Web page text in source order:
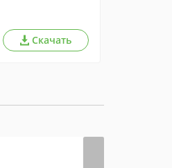
Скачать